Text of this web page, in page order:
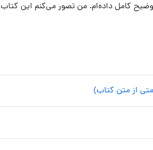
کامل داده‌ام. من تصور می‌کنم این کتاب
از متن کتاب)